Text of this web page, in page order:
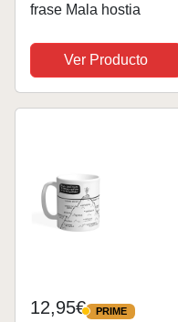
frase Mala hostia
Ver Producto
12,95€ PRIME
PRIME